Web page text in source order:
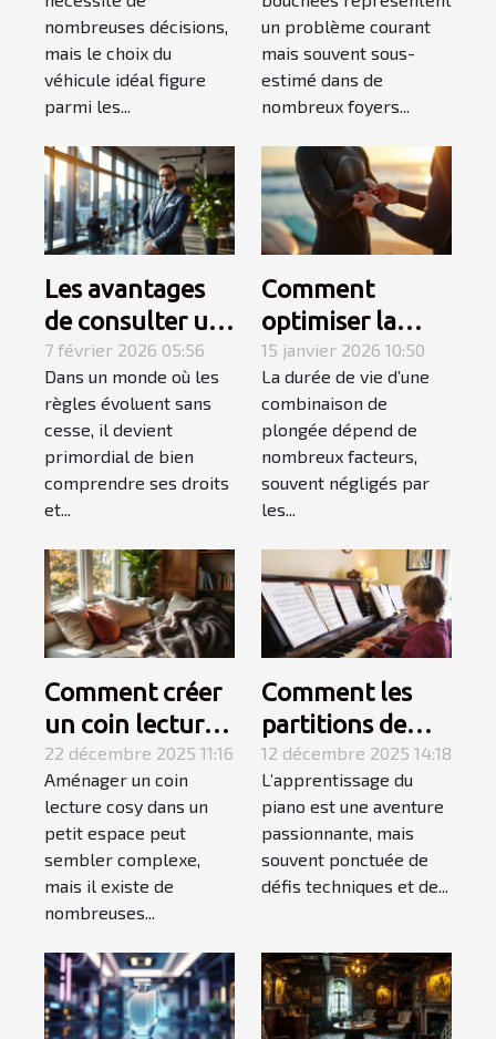
prochain voyage
?
nombreuses décisions,
mais le choix du
véhicule idéal figure
parmi les...
votre maison ?
un problème courant
mais souvent sous-
estimé dans de
nombreux foyers...
Les avantages
de consulter un
spécialiste du
droit
7 février 2026 05:56
Dans un monde où les
règles évoluent sans
cesse, il devient
primordial de bien
comprendre ses droits
et...
Comment
optimiser la
durabilité de
votre
combinaison de
plongée ?
15 janvier 2026 10:50
La durée de vie d’une
combinaison de
plongée dépend de
nombreux facteurs,
souvent négligés par
les...
Comment créer
un coin lecture
cosy dans un
petit espace ?
22 décembre 2025 11:16
Aménager un coin
lecture cosy dans un
petit espace peut
sembler complexe,
mais il existe de
nombreuses...
Comment les
partitions de
niveau variable
favorisent
l'apprentissage
du piano ?
12 décembre 2025 14:18
L’apprentissage du
piano est une aventure
passionnante, mais
souvent ponctuée de
défis techniques et de...